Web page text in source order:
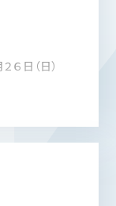
６日（日）